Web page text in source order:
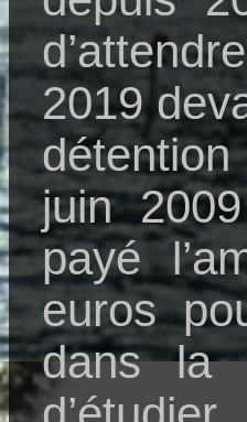
2019
juin
payé
euros
dans la